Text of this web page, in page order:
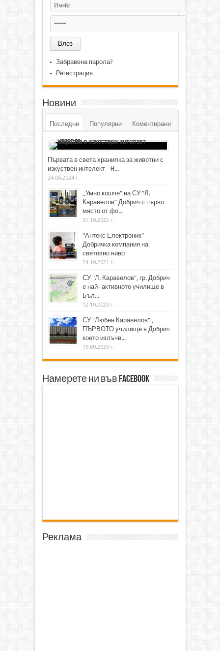
Забравена парола?
Регистрация
Новини
Последни Популярни Коментирани
Първата в света хранилка за животни с
изкуствен интелект - H...
24.04.2024 г.
„Умно кошче“ на СУ “Л.
Каравелов” Добрич с първо
място от фо...
01.10.2022 г.
"Антекс Електроник"-
Добричка компания на
световно ниво
24.10.2021 г.
СУ "Л. Каравелов", гр. Добрич
е най- активното училище в
Бъл...
12.10.2020 г.
СУ "Любен Каравелов" ,
ПЪРВОТО училище в Добрич
което излъчв...
15.09.2020 г.
Намерете ни във Facebook
Реклама